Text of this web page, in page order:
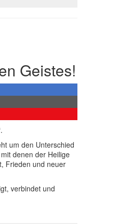
Geistes!
um den Unterschied
denen der Heilige
Frieden und neuer
verbindet und